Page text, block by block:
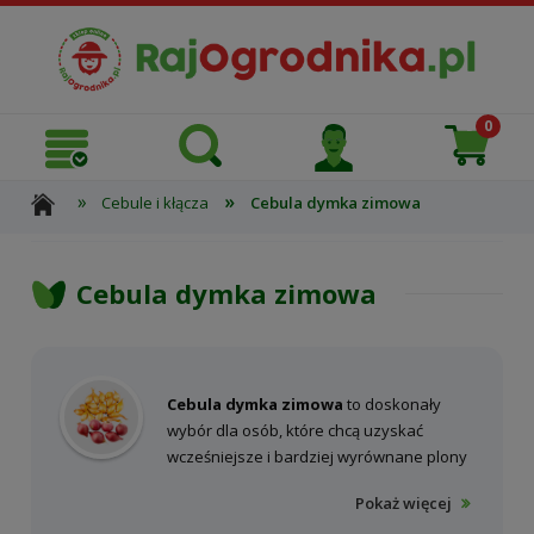
» Cebule i kłącza » Cebula dymka zimowa
Cebula dymka zimowa
Cebula dymka zimowa to doskonały
wybór dla osób, które chcą uzyskać
wcześniejsze i bardziej wyrównane plony
pielęgnacji wiosną. Sadzenie cebuli ozimej
Pokaż więcej